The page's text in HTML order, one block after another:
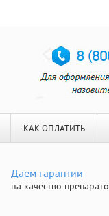
КАК ОПЛАТИТЬ
Даем гарантии
на качество